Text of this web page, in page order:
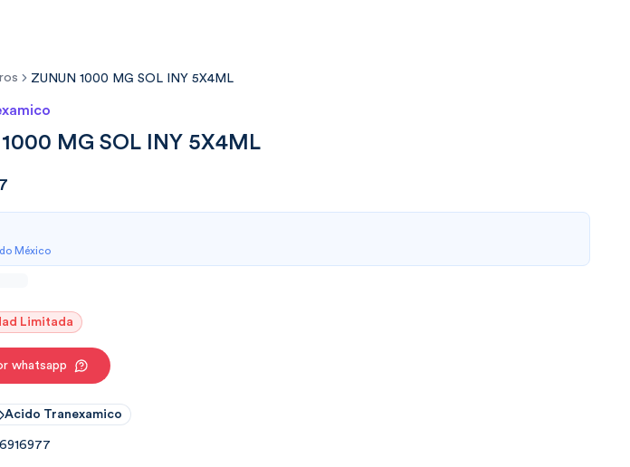
ZUNUN 1000 MG SOL INY 5X4ML
MG SOL INY 5X4ML
México
Limitada
whatsapp
Acido Tranexamico